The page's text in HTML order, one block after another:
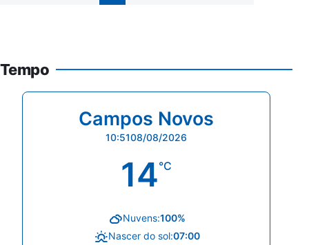
Tempo
Campos Novos
10:5108/08/2026
14°C
Nuvens:100%
Nascer do sol:07:00